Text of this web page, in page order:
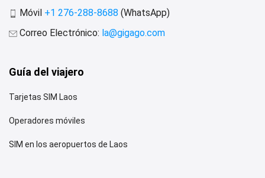
Móvil +1 276-288-8688 (WhatsApp)
Correo Electrónico: la@gigago.com
Guía del viajero
Tarjetas SIM Laos
Operadores móviles
SIM en los aeropuertos de Laos